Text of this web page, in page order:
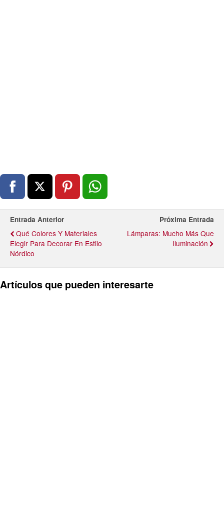
Entrada Anterior
Qué Colores Y Materiales
Elegir Para Decorar En Estilo
Nórdico
Próxima Entrada
Lámparas: Mucho Más Que
Iluminación
Artículos que pueden interesarte